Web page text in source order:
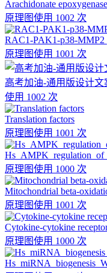
Arachidonate
原理图使用 1002 次
RAC1-PAK1-p38-MMP2
原理图使用 1001 次
高考加油-通用版设计文
使用 1002 次
Translation factors
原理图使用 1001 次
原理图使用 1000 次
Mitochondrial beta-
原理图使用 1001 次
Cytokine-cytokine
原理图使用 1000 次